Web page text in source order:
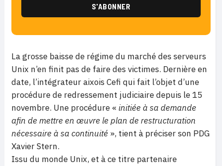
La grosse baisse de régime du marché des serveurs
Unix n’en finit pas de faire des victimes. Dernière en
date, l’intégrateur aixois Cefi qui fait l’objet d’une
procédure de redressement judiciaire depuis le 15
novembre. Une procédure « initiée à sa demande
afin de mettre en œuvre le plan de restructuration
nécessaire à sa continuité », tient à préciser son PDG
Xavier Stern.
Issu du monde Unix, et à ce titre partenaire